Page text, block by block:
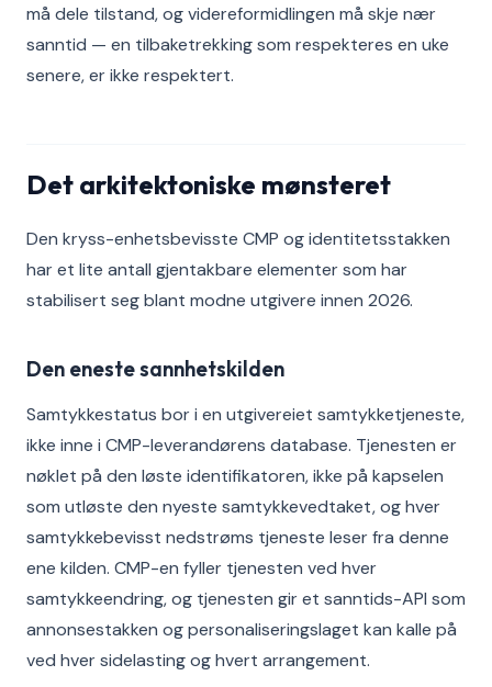
må dele tilstand, og videreformidlingen må skje nær
sanntid — en tilbaketrekking som respekteres en uke
senere, er ikke respektert.
Det arkitektoniske mønsteret
Den kryss-enhetsbevisste CMP og identitetsstakken
har et lite antall gjentakbare elementer som har
stabilisert seg blant modne utgivere innen 2026.
Den eneste sannhetskilden
Samtykkestatus bor i en utgivereiet samtykketjeneste,
ikke inne i CMP-leverandørens database. Tjenesten er
nøklet på den løste identifikatoren, ikke på kapselen
som utløste den nyeste samtykkevedtaket, og hver
samtykkebevisst nedstrøms tjeneste leser fra denne
ene kilden. CMP-en fyller tjenesten ved hver
samtykkeendring, og tjenesten gir et sanntids-API som
annonsestakken og personaliseringslaget kan kalle på
ved hver sidelasting og hvert arrangement.